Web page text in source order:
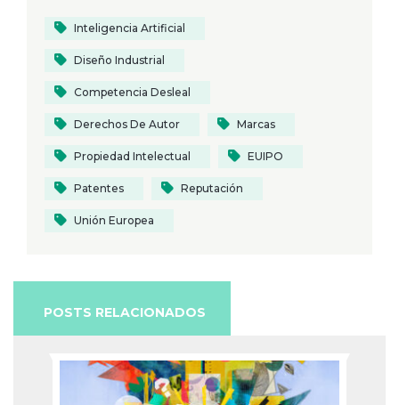
Inteligencia Artificial
Diseño Industrial
Competencia Desleal
Derechos De Autor Marcas
Propiedad Intelectual EUIPO
Patentes Reputación
Unión Europea
POSTS RELACIONADOS